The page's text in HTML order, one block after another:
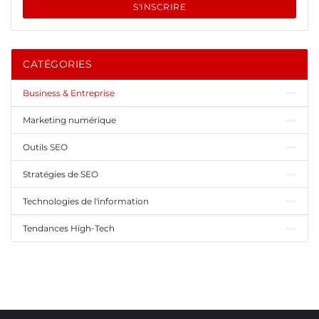
S'INSCRIRE
CATÉGORIES
Business & Entreprise
Marketing numérique
Outils SEO
Stratégies de SEO
Technologies de l'information
Tendances High-Tech